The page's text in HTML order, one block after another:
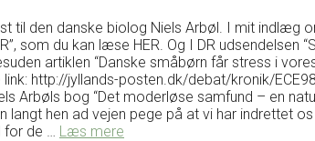
til den danske biolog Niels Arbøl. I mit indlæg
som du kan læse HER. Og I DR udsendelsen
artiklen “Danske småbørn får stress i
http://jyllands-posten.dk/debat/kronik/
Arbøls bog “Det moderløse samfund – en
langt hen ad vejen pege på at vi har indrettet
de … Læs mere